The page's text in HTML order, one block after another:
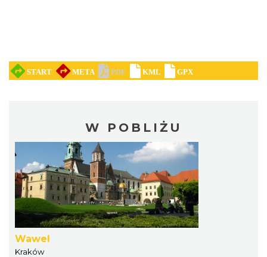
W POBLIŻU
Wawel
Kraków